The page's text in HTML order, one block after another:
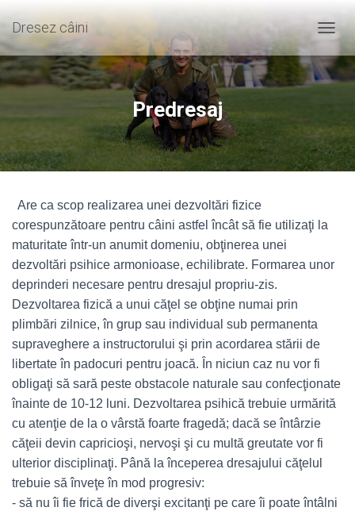
Dresez câini
O
G
G
N
A
V
T
N
Predresaj
Are ca scop realizarea unei dezvoltări fizice
corespunzătoare pentru câini astfel încât să fie utilizaţi la
maturitate într-un anumit domeniu, obţinerea unei
dezvoltări psihice armonioase, echilibrate. Formarea unor
deprinderi necesare pentru dresajul propriu-zis.
Dezvoltarea fizică a unui căţel se obţine numai prin
plimbări zilnice, în grup sau individual sub permanenta
supraveghere a instructorului şi prin acordarea stării de
libertate în padocuri pentru joacă. În niciun caz nu vor fi
obligaţi să sară peste obstacole naturale sau confecţionate
înainte de 10-12 luni. Dezvoltarea psihică trebuie urmărită
cu atenţie de la o vârstă foarte fragedă; dacă se întârzie
căţeii devin capricioşi, nervoşi şi cu multă greutate vor fi
ulterior disciplinaţi. Până la începerea dresajului căţelul
trebuie să înveţe în mod progresiv:
- să nu îi fie frică de diverşi excitanţi pe care îi poate întâlni